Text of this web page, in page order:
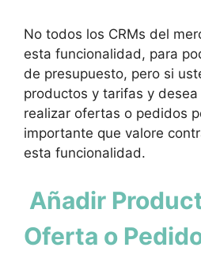
No todos los CRMs del
esta funcionalidad, para
de presupuesto, pero si
productos y tarifas y
realizar ofertas o pedidos
importante que valore
esta funcionalidad.
Añadir
Oferta o